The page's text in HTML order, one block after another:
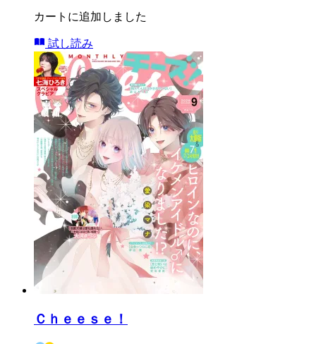
カートに追加しました
試し読み
Ｃｈｅｅｓｅ！